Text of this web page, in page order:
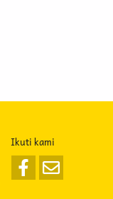
Ikuti kami